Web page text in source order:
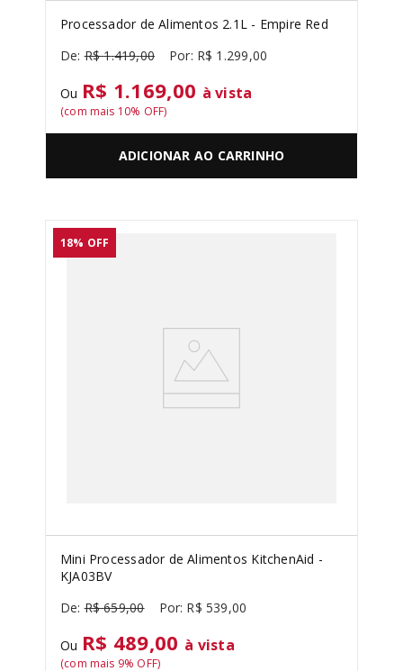
Processador de Alimentos 2.1L - Empire Red
R$ 1.419,00 R$ 1 .299,00
Ou R$ 1.169,00 à vista
(com mais 10% OFF)
ADICIONAR AO CARRINHO
18% OFF
Mini Processador de Alimentos KitchenAid -
KJA03BV
R$ 659,00 R$ 539,00
Ou R$ 489,00 à vista
(com mais 9% OFF)